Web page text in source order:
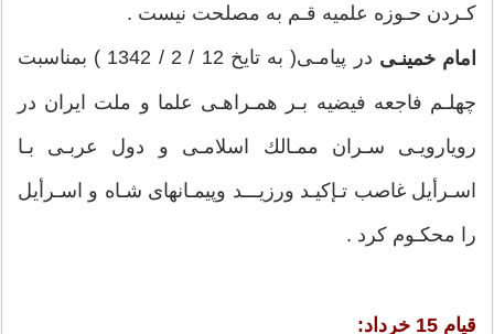
كـردن حـوزه علميه قـم به مصلحت نيست .
امام خمينـى در پيامـى( به تايخ 12 / 2 / 1342 ) بمناسبت
چهلـم فاجعه فيضيه بـر همـراهـى علما و ملت ايران در
رويارويـى سـران ممـالك اسلامـى و دول عربـى بـا
اسـرأيل غاصب تـإكيـد ورزيـــد وپيمـانهاى شـاه و اسـرأيل
را محكـوم كرد .
قيام 15 خرداد:
عنوان: «غيرت اسلام كو جنبش ملي كجاست» خطاب به ملت
ايران:
هان اي ايرانيان، ايران اندر بلاست